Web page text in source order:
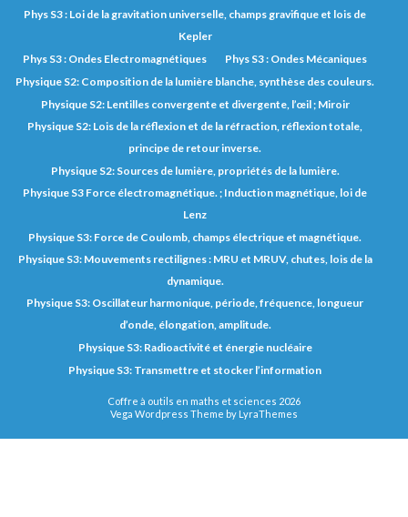
Phys S3 : Loi de la gravitation universelle, champs gravifique et lois de
Kepler
Phys S3 : Ondes Electromagnétiques
Phys S3 : Ondes Mécaniques
Physique S2: Composition de la lumière blanche, synthèse des couleurs.
Physique S2: Lentilles convergente et divergente, l’œil ; Miroir
Physique S2: Lois de la réflexion et de la réfraction, réflexion totale,
principe de retour inverse.
Physique S2: Sources de lumière, propriétés de la lumière.
Physique S3 Force électromagnétique. ; Induction magnétique, loi de
Lenz
Physique S3: Force de Coulomb, champs électrique et magnétique.
Physique S3: Mouvements rectilignes : MRU et MRUV, chutes, lois de la
dynamique.
Physique S3: Oscillateur harmonique, période, fréquence, longueur
d’onde, élongation, amplitude.
Physique S3: Radioactivité et énergie nucléaire
Physique S3: Transmettre et stocker l’information
Coffre à outils en maths et sciences 2026
Vega Wordpress Theme by LyraThemes